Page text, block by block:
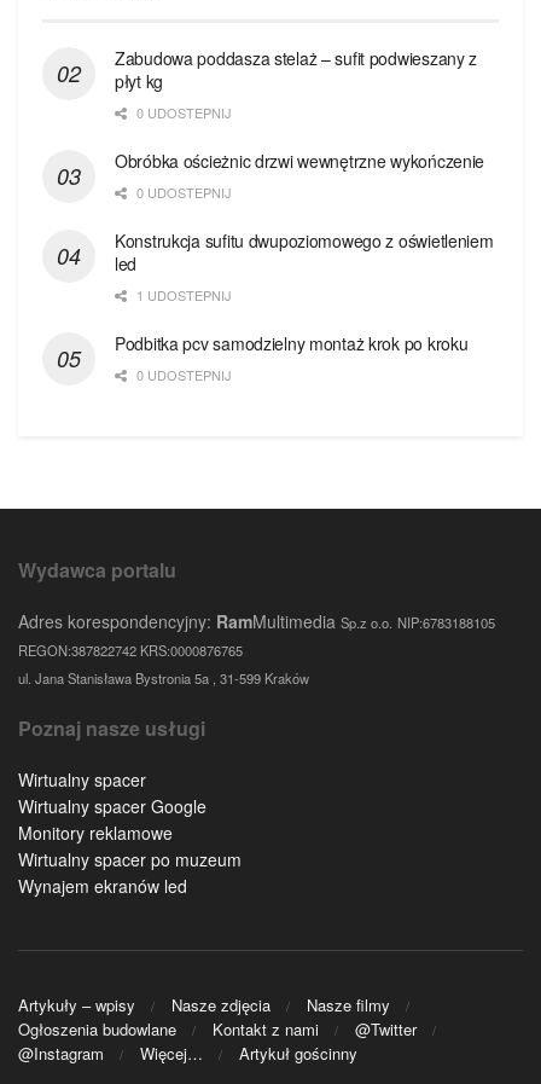
Zabudowa poddasza stelaż – sufit podwieszany z
płyt kg
0 UDOSTEPNIJ
Obróbka ościeżnic drzwi wewnętrzne wykończenie
0 UDOSTEPNIJ
Konstrukcja sufitu dwupoziomowego z oświetleniem
led
1 UDOSTEPNIJ
Podbitka pcv samodzielny montaż krok po kroku
0 UDOSTEPNIJ
Wydawca portalu
Adres korespondencyjny: RamMultimedia Sp.z o.o. NIP:6783188105
REGON:387822742 KRS:0000876765
ul. Jana Stanisława Bystronia 5a , 31-599 Kraków
Poznaj nasze usługi
Wirtualny spacer
Wirtualny spacer Google
Monitory reklamowe
Wirtualny spacer po muzeum
Wynajem ekranów led
Artykuły – wpisy Nasze zdjęcia
Nasze filmy
Ogłoszenia budowlane
Kontakt z nami
@Twitter
@Instagram
Więcej… Artykuł gościnny